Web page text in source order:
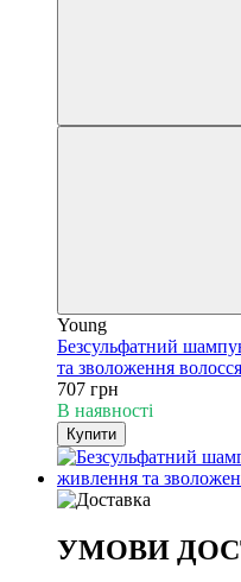
Young
Безсульфатний
та зволоження
707 грн
В наявності
Купити
УМОВИ